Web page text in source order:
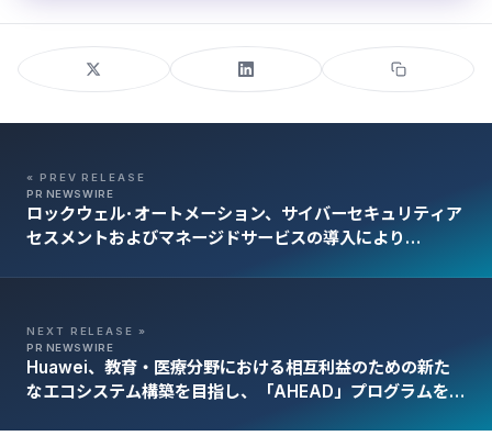
« PREV RELEASE
PR NEWSWIRE
ロックウェル･オートメーション、サイバーセキュリティア
セスメントおよびマネージドサービスの導入により
NEXT RELEASE »
PR NEWSWIRE
Huawei、教育・医療分野における相互利益のための新た
なエコシステム構築を目指し、「AHEAD」プログラムを開